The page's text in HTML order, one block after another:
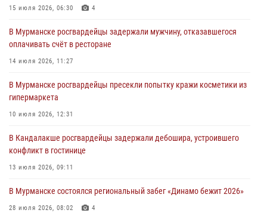
Сотрудники Росгвардии задержали мужчину, не оплатившего счет в
30 июля 2026, 14:09
В Управлении Росгвардии по Мурманской области прошло пожарно-
30 июля 2026, 14:05
В Управлении Росгвардии по Мурманской области состоялось
равноапостольного великого князя Владимира
29 июля 2026, 12:17
15 июля 2026, 06:30 4
В Мурманске росгвардейцы задержали мужчину, отказавшегося
оплачивать счёт в ресторане
14 июля 2026, 11:27
В Мурманске росгвардейцы пресекли попытку кражи косметики из
гипермаркета
10 июля 2026, 12:31
В Кандалакше росгвардейцы задержали дебошира, устроившего
конфликт в гостинице
13 июля 2026, 09:11
В Мурманске состоялся региональный забег «Динамо бежит 2026»
28 июля 2026, 08:02 4